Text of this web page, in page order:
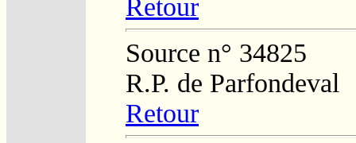
Retour
Source n° 34825
R.P. de Parfondeval
Retour